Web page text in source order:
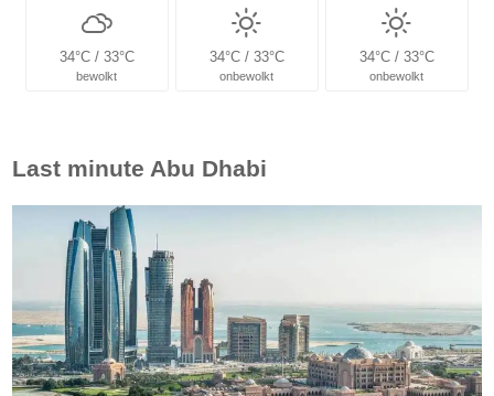
34°C / 33°C
bewolkt
34°C / 33°C
onbewolkt
34°C / 33°C
onbewolkt
Last minute Abu Dhabi